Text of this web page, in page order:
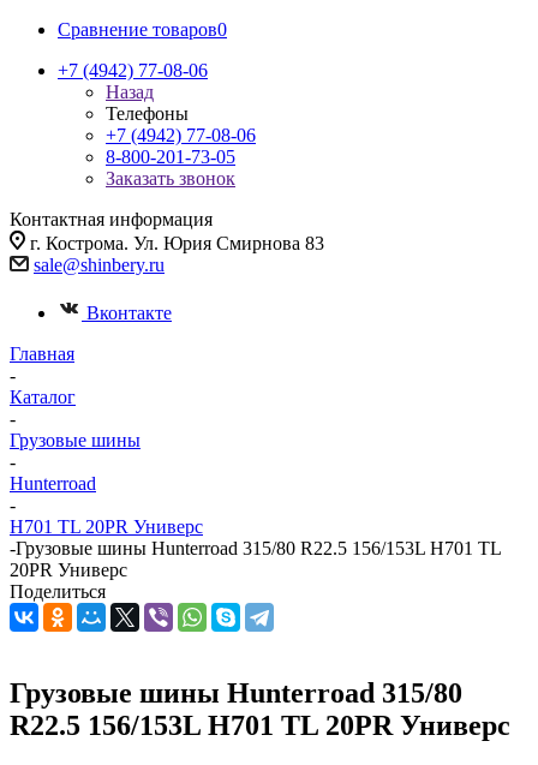
Сравнение товаров0
+7 (4942) 77-08-06
Назад
Телефоны
+7 (4942) 77-08-06
8-800-201-73-05
Заказать звонок
Контактная информация
г. Кострома. Ул. Юрия Смирнова 83
sale@shinbery.ru
Вконтакте
Главная
-
Каталог
-
Грузовые шины
-
Hunterroad
-
H701 TL 20PR Универс
-Грузовые шины Hunterroad 315/80 R22.5 156/153L H701 TL
20PR Универс
Поделиться
Грузовые шины Hunterroad 315/80
R22.5 156/153L H701 TL 20PR Универс